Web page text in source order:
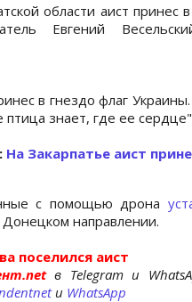
области аист принес
Евгений
в гнездо флаг Украины.
знает, где ее
На Закарпатье аист
с помощью дрона
Донецком направлении.
поселился аист
в Telegram и
и WhatsApp